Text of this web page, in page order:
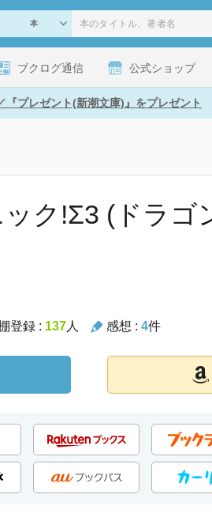
ブクログ通信 公式ショップ
『プレゼント(新潮文庫)』をプレゼント
ク!Σ3 (ドラゴ
登録 : 137人 感想 : 4件